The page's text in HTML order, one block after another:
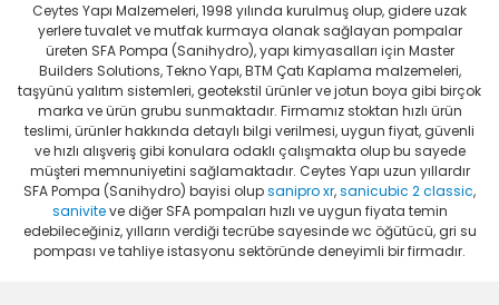
Ceytes Yapı Malzemeleri, 1998 yılında kurulmuş olup, gidere uzak
yerlere tuvalet ve mutfak kurmaya olanak sağlayan pompalar
üreten SFA Pompa (Sanihydro), yapı kimyasalları için Master
Builders Solutions, Tekno Yapı, BTM Çatı Kaplama malzemeleri,
taşyünü yalıtım sistemleri, geotekstil ürünler ve jotun boya gibi birçok
marka ve ürün grubu sunmaktadır. Firmamız stoktan hızlı ürün
teslimi, ürünler hakkında detaylı bilgi verilmesi, uygun fiyat, güvenli
ve hızlı alışveriş gibi konulara odaklı çalışmakta olup bu sayede
müşteri memnuniyetini sağlamaktadır. Ceytes Yapı uzun yıllardır
SFA Pompa (Sanihydro) bayisi olupsanipro xr,sanicubic 2 classic,
saniviteve diğer SFA pompaları hızlı ve uygun fiyata temin
edebileceğiniz, yılların verdiği tecrübe sayesinde wc öğütücü, gri su
pompası ve tahliye istasyonu sektöründe deneyimli bir firmadır.